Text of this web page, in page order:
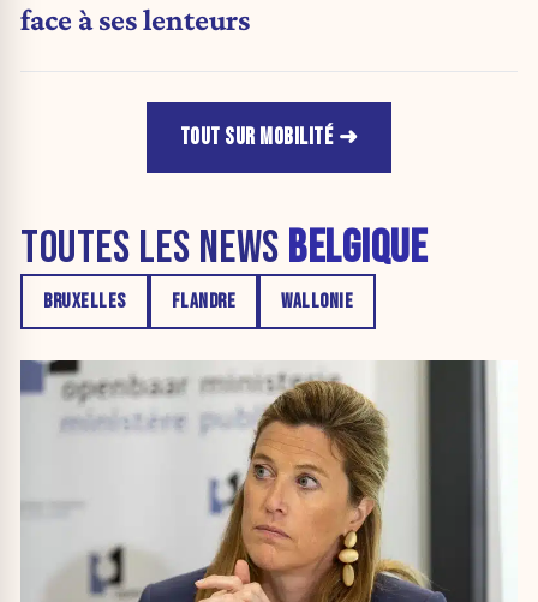
face à ses lenteurs
TOUT SUR MOBILITÉ
TOUTES LES NEWS BELGIQUE
BRUXELLES FLANDRE WALLONIE